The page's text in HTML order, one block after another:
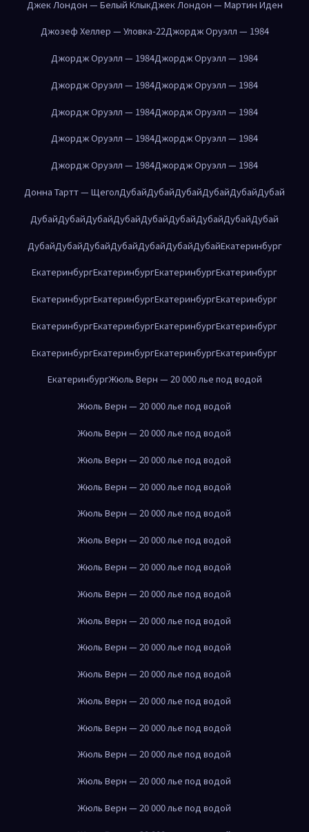
Джек Лондон — Белый КлыкДжек Лондон — Мартин Иден
Джозеф Хеллер — Уловка-22Джордж Оруэлл — 1984
Джордж Оруэлл — 1984Джордж Оруэлл — 1984
Джордж Оруэлл — 1984Джордж Оруэлл — 1984
Джордж Оруэлл — 1984Джордж Оруэлл — 1984
Джордж Оруэлл — 1984Джордж Оруэлл — 1984
Джордж Оруэлл — 1984Джордж Оруэлл — 1984
Донна Тартт — ЩеголДубайДубайДубайДубайДубайДубай
ДубайДубайДубайДубайДубайДубайДубайДубайДубай
ДубайДубайДубайДубайДубайДубайДубайЕкатеринбург
ЕкатеринбургЕкатеринбургЕкатеринбургЕкатеринбург
ЕкатеринбургЕкатеринбургЕкатеринбургЕкатеринбург
ЕкатеринбургЕкатеринбургЕкатеринбургЕкатеринбург
ЕкатеринбургЕкатеринбургЕкатеринбургЕкатеринбург
ЕкатеринбургЖюль Верн — 20 000 лье под водой
Жюль Верн — 20 000 лье под водой
Жюль Верн — 20 000 лье под водой
Жюль Верн — 20 000 лье под водой
Жюль Верн — 20 000 лье под водой
Жюль Верн — 20 000 лье под водой
Жюль Верн — 20 000 лье под водой
Жюль Верн — 20 000 лье под водой
Жюль Верн — 20 000 лье под водой
Жюль Верн — 20 000 лье под водой
Жюль Верн — 20 000 лье под водой
Жюль Верн — 20 000 лье под водой
Жюль Верн — 20 000 лье под водой
Жюль Верн — 20 000 лье под водой
Жюль Верн — 20 000 лье под водой
Жюль Верн — 20 000 лье под водой
Жюль Верн — 20 000 лье под водой